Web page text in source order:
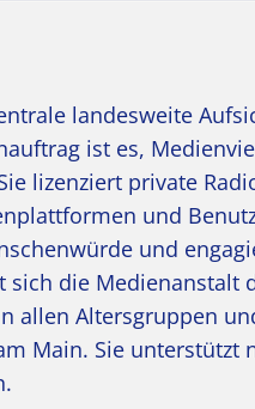
landesweite
ist es,
lizenziert private
und
und
die
allen Altersgruppen
Main. Sie